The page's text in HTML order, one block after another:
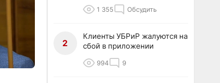
1 355 Обсудить
2
Клиенты УБРиР жалуются на
сбой в приложении
994 9